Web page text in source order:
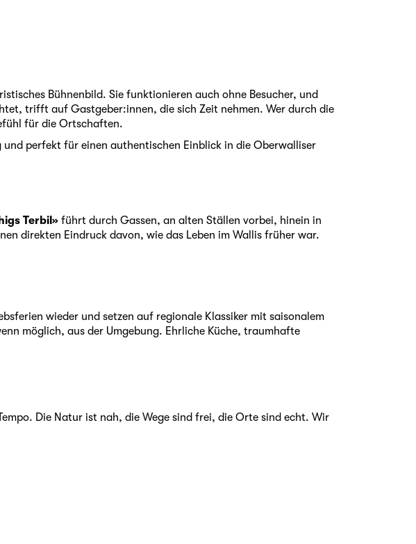
Bühnenbild. Sie funktionieren auch ohne Besucher, und
trifft auf Gastgeber:innen, die sich Zeit nehmen. Wer durch die
für die Ortschaften.
perfekt für einen authentischen Einblick in die Oberwalliser
Terbil» führt durch Gassen, an alten Ställen vorbei, hinein in
direkten Eindruck davon, wie das Leben im Wallis früher war.
wieder und setzen auf regionale Klassiker mit saisonalem
möglich, aus der Umgebung. Ehrliche Küche, traumhafte
Die Natur ist nah, die Wege sind frei, die Orte sind echt. Wir